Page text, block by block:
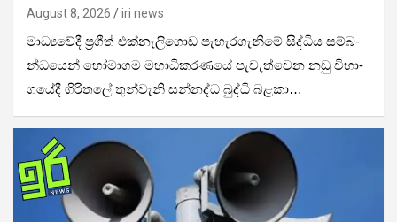
August 8, 2026 iri news
මාධ්‍ය­වේදී ප්‍රගීත් එක්නැ­ලි­ගොඩ පැහැ­ර­ගැ­නීමේ සිද්ධිය සම්බ­
න්ධ­යෙන් හෝමා­ගම මහා­ධි­ක­ර­ණයේ පැවැ­ත්වෙන නඩු විභා­
ග­යේදී ගිරි­තලේ තුන්වැනි සන්නද්ධ බුද්ධි බළකා…